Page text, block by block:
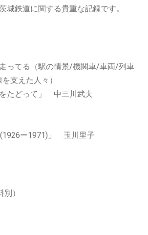
城鉄道に関する貴重な記録です。
ってる（駅の情景/機関車/車両/列車
支えた人々）
をたどって」 中三川武夫
(1926ー1971)」 玉川里子
）